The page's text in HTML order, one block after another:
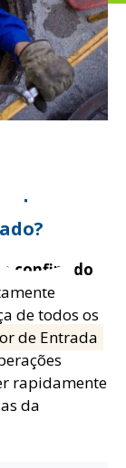
de
confinado
de todos os
de Entrada
rapidamente
da